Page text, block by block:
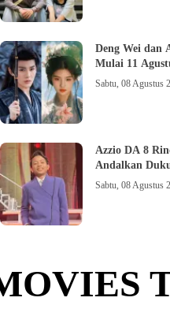
Deng Wei dan
Mulai 11
Sabtu, 08 Agustus
Azzio DA 8
Andalkan
Sabtu, 08 Agustus